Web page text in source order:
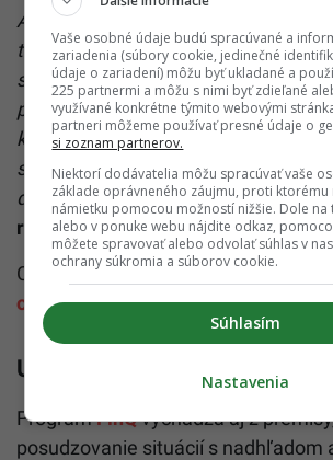
Aby sme deťom dali šancu na
treba už na školách. Toto bol hlavný
sme iniciovali vznik programu FinQ.
pilotného fungovania ukazujú, že
ktoré sme venovali vývoju FinQ,
sa, že program FinQ je pripravený
ďalšie školy,“povedalŠtefan Máj,
rady Nadácie Slovenskej
Celá prezentácia výsledkov FinQ je k
online.
Učitelia povzbudzujú kritické
ProgramFinQvychádza aj z
posudzovanie situácií s nadhľadom
Vaše osobné údaje budú spracúvané a
zariadenia (súbory cookie, jedinečné
údaje o zariadení) môžu byť ukladané a
225 partnermi a môžu s nimi byť zdieľané
využívané konkrétne týmito webovými
partneri môžeme používať presné údaje o
si zoznam partnerov.
Niektorí dodávatelia môžu spracúvať vaše
základe oprávneného záujmu, proti ktorému
námietku pomocou možností nižšie. Dole na
alebo v ponuke webu nájdite odkaz,
môžete spravovať alebo odvolať súhlas v
ochrany súkromia a súborov cookie.
Súhlasím
Nastavenia